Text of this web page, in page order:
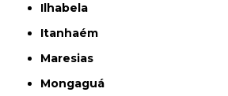
Ilhabela
Itanhaém
Maresias
Mongaguá